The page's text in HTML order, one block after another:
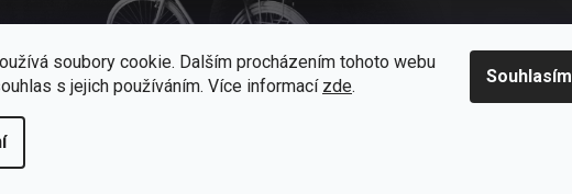
soubory cookie. Dalším procházením tohoto webu
s jejich používáním. Více informací zde. Souhlasím
velikostí Obchodní podmínky
Velkoobchod